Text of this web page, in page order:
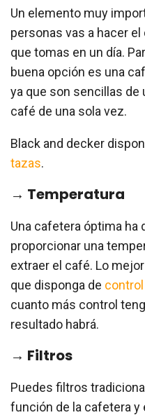
Un elemento muy
personas vas a hacer
que tomas en un día.
buena opción es una
ya que son sencillas de
café de una sola vez.
Black and decker
tazas.
→ Temperatura
Una cafetera óptima ha
proporcionar una
extraer el café. Lo
que disponga de
cuanto más control
resultado habrá.
→ Filtros
Puedes filtros
función de la cafetera y